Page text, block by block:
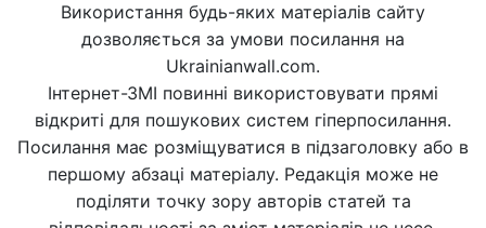
Використання будь-яких матеріалів сайту
дозволяється за умови посилання на
Ukrainianwall.com.
Інтернет-ЗМІ повинні використовувати прямі
відкриті для пошукових систем гіперпосилання.
Посилання має розміщуватися в підзаголовку або в
першому абзаці матеріалу. Редакція може не
поділяти точку зору авторів статей та